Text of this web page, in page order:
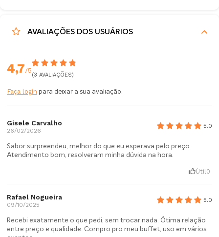
AVALIAÇÕES DOS USUÁRIOS
4,7/5
(3 AVALIAÇÕES)
Faça login para deixar a sua avaliação.
Gisele Carvalho
26/02/2026
5.0
Sabor surpreendeu, melhor do que eu esperava pelo preço.
Atendimento bom, resolveram minha dúvida na hora.
Útil 0
Rafael Nogueira
09/10/2025
5.0
Recebi exatamente o que pedi, sem trocar nada. Ótima relação
entre preço e qualidade. Compro pro meu buffet, uso em vários